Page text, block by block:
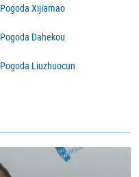
Pogoda Xijiamao
Pogoda Dahekou
Pogoda Liuzhuocun